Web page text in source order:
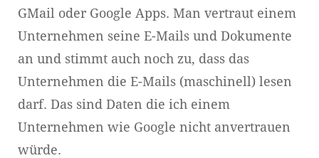
GMail oder Google Apps. Man vertraut einem
Unternehmen seine E-Mails und Dokumente
an und stimmt auch noch zu, dass das
Unternehmen die E-Mails (maschinell) lesen
darf. Das sind Daten die ich einem
Unternehmen wie Google nicht anvertrauen
würde.